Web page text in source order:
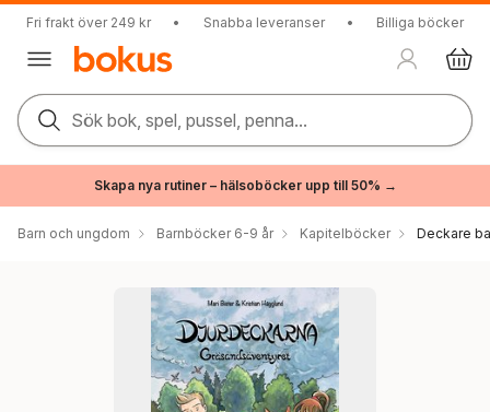
Fri frakt över 249 kr • Snabba leveranser • Billiga böcker
Sök bok, spel, pussel, penna...
Skapa nya rutiner – hälsoböcker upp till 50% →
Barn och ungdom Barnböcker 6-9 år Kapitelböcker Deckare